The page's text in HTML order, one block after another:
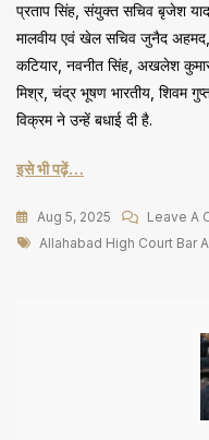
प्रताप सिंह, संयुक्त सचिव बृजेश
मालवीय एवं खेल सचिव जुनैद अहमद,
कटियार, नवनीत सिंह, अखलेश
मिश्र, चंद्र भूषण भारतीय, शिवम
विक्रम ने उन्हें बधाई दी है.
इसे भी पढ़ें…
Aug 5, 2025 Leave A
Tags
Allahabad High Court Bar